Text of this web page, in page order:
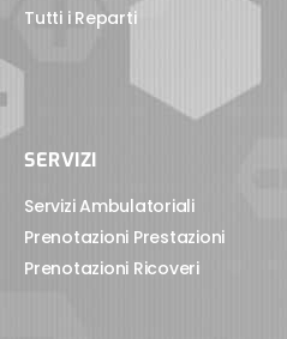
Tutti i Reparti
SERVIZI
Servizi Ambulatoriali
Prenotazioni Prestazioni
Prenotazioni Ricoveri